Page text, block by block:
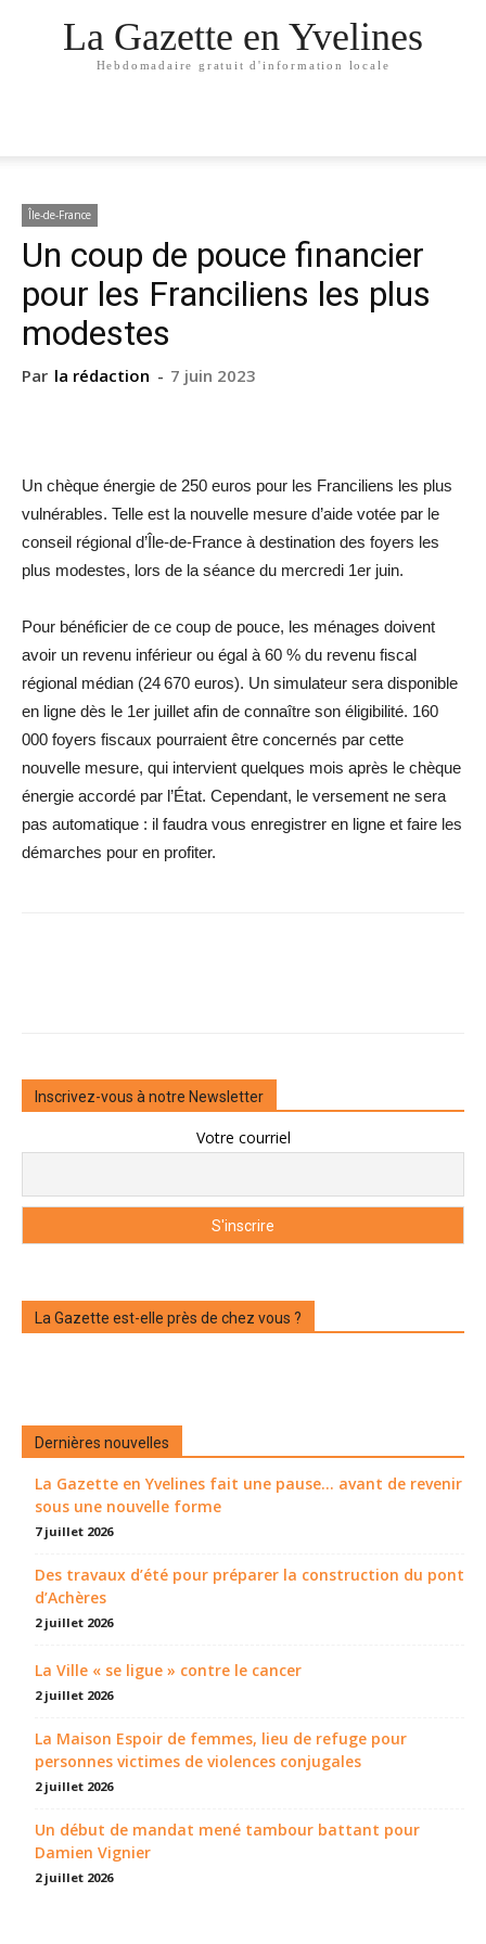
La Gazette en Yvelines
Hebdomadaire gratuit d'information locale
Île-de-France
Un coup de pouce financier
pour les Franciliens les plus
modestes
Par la rédaction - 7 juin 2023
Un chèque énergie de 250 euros pour les Franciliens les plus
vulnérables. Telle est la nouvelle mesure d’aide votée par le
conseil régional d’Île-de-France à destination des foyers les
plus modestes, lors de la séance du mercredi 1er juin.
Pour bénéficier de ce coup de pouce, les ménages doivent
avoir un revenu inférieur ou égal à 60 % du revenu fiscal
régional médian (24 670 euros). Un simulateur sera disponible
en ligne dès le 1er juillet afin de connaître son éligibilité. 160
000 foyers fiscaux pourraient être concernés par cette
nouvelle mesure, qui intervient quelques mois après le chèque
énergie accordé par l’État. Cependant, le versement ne sera
pas automatique : il faudra vous enregistrer en ligne et faire les
démarches pour en profiter.
Inscrivez-vous à notre Newsletter
Votre courriel
La Gazette est-elle près de chez vous ?
Dernières nouvelles
La Gazette en Yvelines fait une pause... avant de revenir
sous une nouvelle forme
7 juillet 2026
Des travaux d’été pour préparer la construction du pont
d’Achères
2 juillet 2026
La Ville « se ligue » contre le cancer
2 juillet 2026
La Maison Espoir de femmes, lieu de refuge pour
personnes victimes de violences conjugales
2 juillet 2026
Un début de mandat mené tambour battant pour
Damien Vignier
2 juillet 2026